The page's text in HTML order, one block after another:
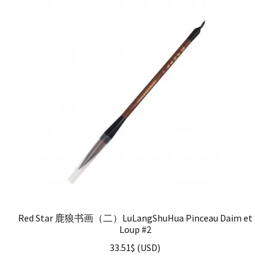
Red Star 鹿狼书画（二）LuLangShuHua Pinceau Daim et
Loup #2
33.51$ (USD)